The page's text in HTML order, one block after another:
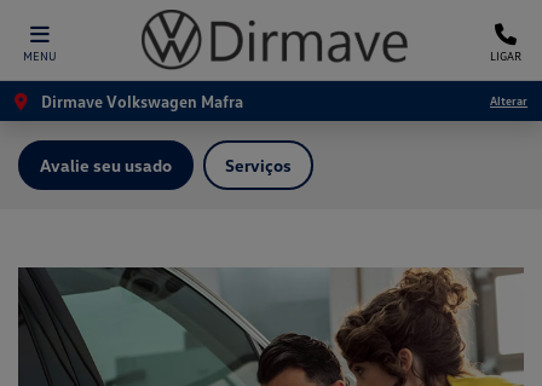
MENU LIGAR
Dirmave Volkswagen Mafra Alterar
Serviços
Avalie seu usado